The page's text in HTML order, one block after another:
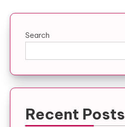
Search
Recent Posts